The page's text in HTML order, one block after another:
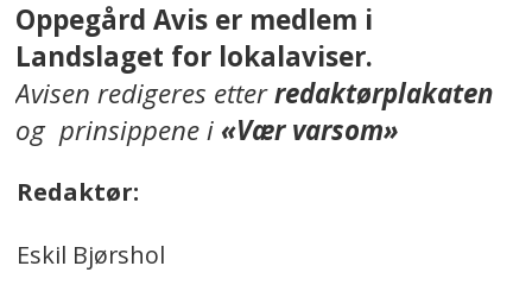
Oppegård Avis er medlem i
Landslaget for lokalaviser.
Avisen redigeres etterredaktørplakaten
og prinsippene i«Vær varsom»
Redaktør:
Eskil Bjørshol